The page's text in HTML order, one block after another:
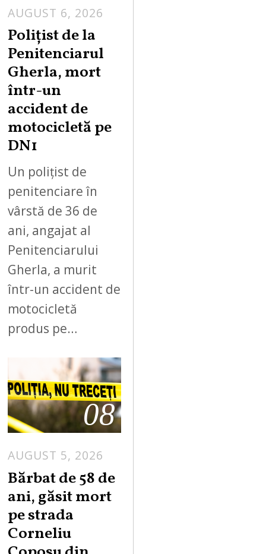
AUGUST 6, 2026
Polițist de la
Penitenciarul
Gherla, mort
într-un
accident de
motocicletă pe
DN1
Un polițist de
penitenciare în
vârstă de 36 de
ani, angajat al
Penitenciarului
Gherla, a murit
într-un accident de
motocicletă
produs pe…
08
AUGUST 5, 2026
Bărbat de 58 de
ani, găsit mort
pe strada
Corneliu